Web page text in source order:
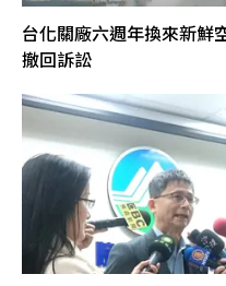
台化關廠六週年換來新鮮
撤回訴訟